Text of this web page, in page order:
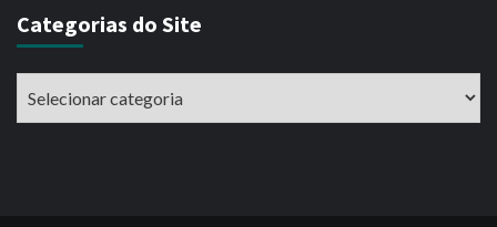
Categorias do Site